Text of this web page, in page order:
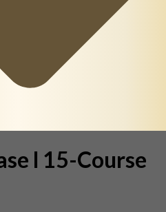
l 15-Course